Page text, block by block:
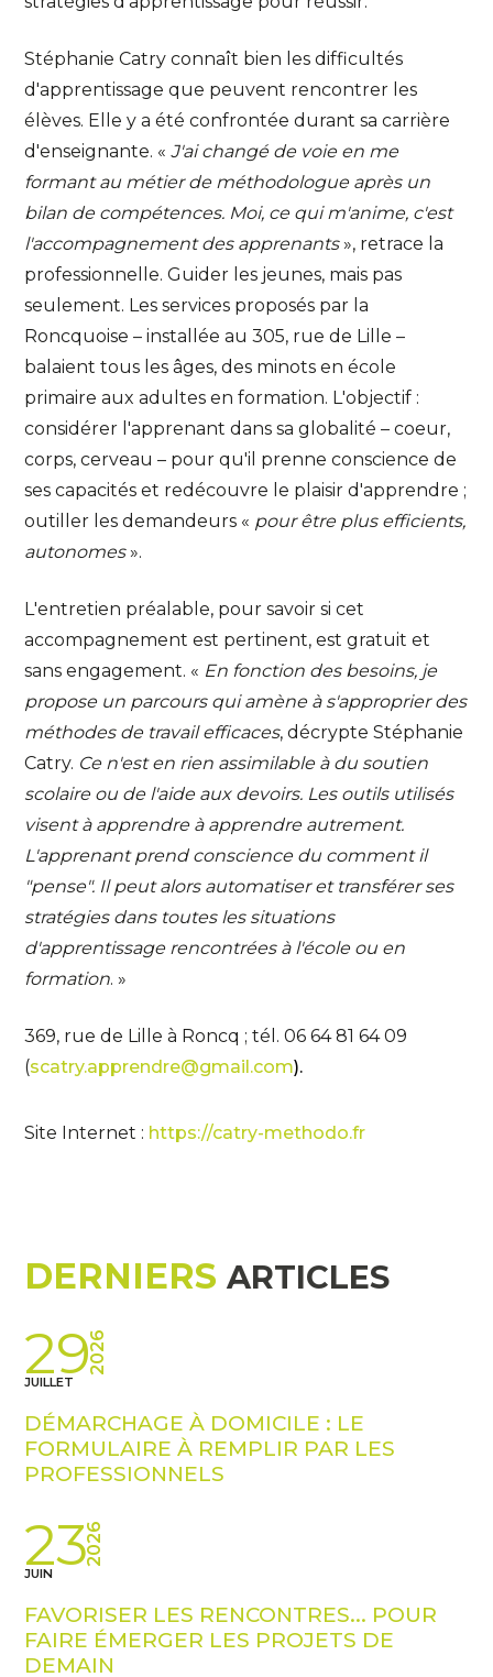
Stéphanie Catry connaît bien les difficultés
d'apprentissage que peuvent rencontrer les
élèves. Elle y a été confrontée durant sa carrière
d'enseignante. «J'ai changé de voie en me
formant au métier de méthodologue après un
bilan de compétences. Moi, ce qui m'anime, c'est
l'accompagnement des apprenants», retrace la
professionnelle. Guider les jeunes, mais pas
seulement. Les services proposés par la
Roncquoise – installée au 305, rue de Lille –
balaient tous les âges, des minots en école
primaire aux adultes en formation. L'objectif :
considérer l'apprenant dans sa globalité – coeur,
corps, cerveau – pour qu'il prenne conscience de
ses capacités et redécouvre le plaisir d'apprendre ;
outiller les demandeurs « pour être plus efficients,
autonomes».
L'entretien préalable, pour savoir si cet
accompagnement est pertinent, est gratuit et
sans engagement. « En fonction des besoins, je
propose un parcours qui amène à s'approprier des
méthodes de travail efficaces, décrypte Stéphanie
Catry. Ce n'est en rien assimilable à du soutien
scolaire ou de l'aide aux devoirs. Les outils utilisés
visent à apprendre à apprendre autrement.
L'apprenant prend conscience du comment il
"pense". Il peut alors automatiser et transférer ses
stratégies dans toutes les situations
d'apprentissage rencontrées à l'école ou en
formation. »
369, rue de Lille à Roncq ; tél. 06 64 81 64 09
(scatry.apprendre@gmail.com).
Site Internet : https://catry-methodo.fr
DERNIERSARTICLES
29
JUILLET
2026
DÉMARCHAGE À DOMICILE : LE
FORMULAIRE À REMPLIR PAR LES
PROFESSIONNELS
23
JUIN
2026
FAVORISER LES RENCONTRES... POUR
FAIRE ÉMERGER LES PROJETS DE
DEMAIN